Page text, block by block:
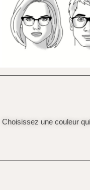
Choisissez une couleur